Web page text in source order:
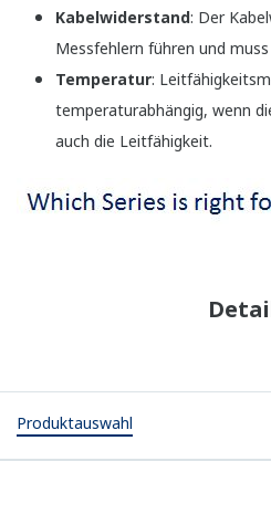
Kabelwiderstand: Der
Messfehlern führen und
Temperatur:
temperaturabhängig, wenn
auch die Leitfähigkeit.
Produktauswahl